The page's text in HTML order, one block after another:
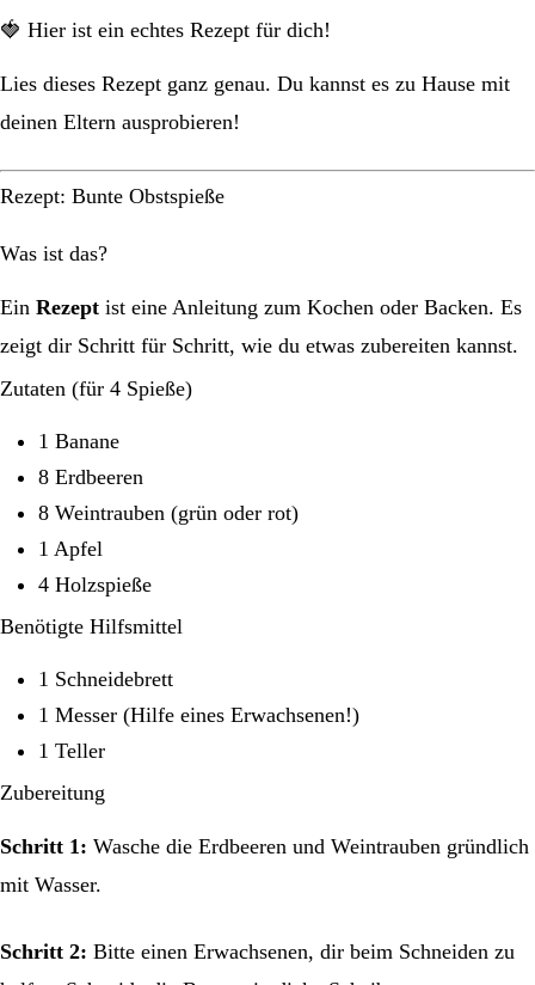
🍓 Hier ist ein echtes Rezept für dich!
Lies dieses Rezept ganz genau. Du kannst es zu Hause mit
deinen Eltern ausprobieren!
Rezept: Bunte Obstspieße
Was ist das?
Ein Rezept ist eine Anleitung zum Kochen oder Backen. Es
zeigt dir Schritt für Schritt, wie du etwas zubereiten kannst.
Zutaten (für 4 Spieße)
1 Banane
8 Erdbeeren
8 Weintrauben (grün oder rot)
1 Apfel
4 Holzspieße
Benötigte Hilfsmittel
1 Schneidebrett
1 Messer (Hilfe eines Erwachsenen!)
1 Teller
Zubereitung
Schritt 1: Wasche die Erdbeeren und Weintrauben gründlich
mit Wasser.
Schritt 2: Bitte einen Erwachsenen, dir beim Schneiden zu